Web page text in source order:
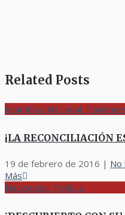
Related Posts
Asamblea Nacional,
¡LA RECONCILIACIÓN
19 de febrero de 2016 | No
Más
Nacionales, Política